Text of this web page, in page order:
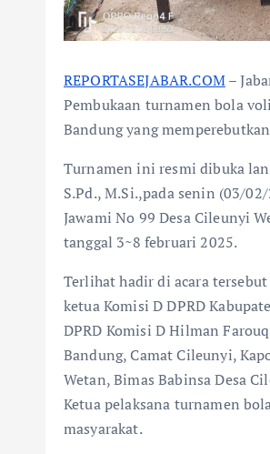
REPORTASEJABAR.COM–
Pembukaan turnamen bola
Bandung yang
Turnamen ini resmi dibuka
S.Pd., M.Si.,pada senin (03/
Jawami No 99 Desa Cileunyi
tanggal 3~8 februari 2025.
Terlihat hadir di acara
ketua Komisi D DPRD
DPRD Komisi D Hilman
Bandung, Camat Cileunyi,
Wetan, Bimas Babinsa Desa
Ketua pelaksana turnamen
masyarakat.